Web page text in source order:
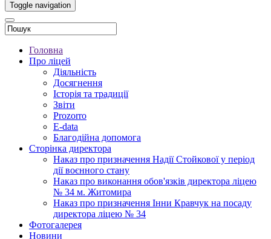
Toggle navigation
Головна
Про ліцей
Діяльність
Досягнення
Історія та традиції
Звіти
Prozorro
E-data
Благодійна допомога
Сторінка директора
Наказ про призначення Надії Стойкової у період
дії воєнного стану
Наказ про виконання обов'язків директора ліцею
№ 34 м. Житомира
Наказ про призначення Інни Кравчук на посаду
директора ліцею № 34
Фотогалерея
Новини